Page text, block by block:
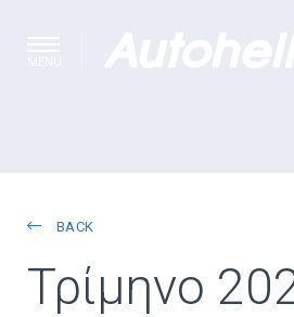
BACK
Τρίμηνο